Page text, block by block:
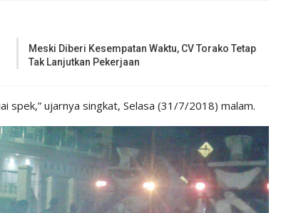
Meski Diberi Kesempatan Waktu, CV Torako Tetap
Tak Lanjutkan Pekerjaan
spek,” ujarnya singkat, Selasa (31/7/2018) malam.